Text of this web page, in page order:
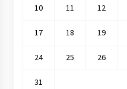
10 11 12
17 18 19
24 25 26
31